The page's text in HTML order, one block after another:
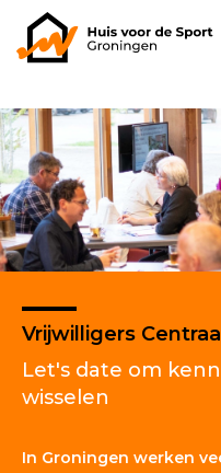
Vrijwilligers
Let's date om
wisselen
In Groningen werken